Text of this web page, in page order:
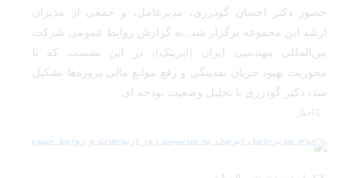
حضور دکتر احسان گودرزی، مدیرعامل، و جمعی از مدیران
ارشد این مجموعه برگزار شد. به گزارش روابط عمومی شرکت
بین‌المللی مهندسی ایران (ایریتک)، در این نشست که با
محوریت بهبود جریان نقدینگی و رفع موانع مالی پروژه‌ها تشکیل
شد، دکتر گودرزی با تحلیل وضعیت بودجه ‌ای
اخبار